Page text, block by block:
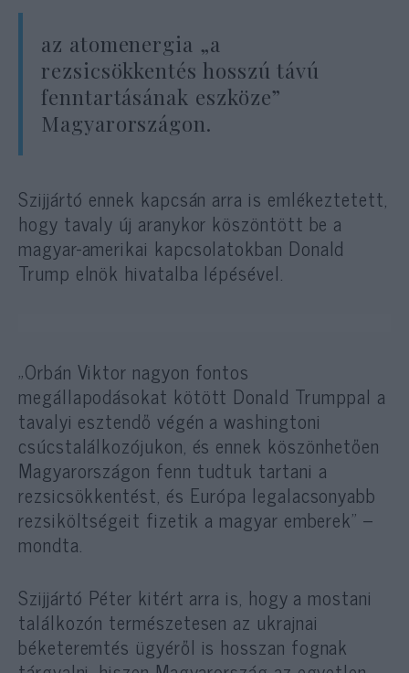
az atomenergia „a
rezsicsökkentés hosszú távú
fenntartásának eszköze”
Magyarországon.
Szijjártó ennek kapcsán arra is emlékeztetett,
hogy tavaly új aranykor köszöntött be a
magyar-amerikai kapcsolatokban Donald
Trump elnök hivatalba lépésével.
„Orbán Viktor nagyon fontos
megállapodásokat kötött Donald Trumppal a
tavalyi esztendő végén a washingtoni
csúcstalálkozójukon, és ennek köszönhetően
Magyarországon fenn tudtuk tartani a
rezsicsökkentést, és Európa legalacsonyabb
rezsiköltségeit fizetik a magyar emberek” –
mondta.
Szijjártó Péter kitért arra is, hogy a mostani
találkozón természetesen az ukrajnai
béketeremtés ügyéről is hosszan fognak